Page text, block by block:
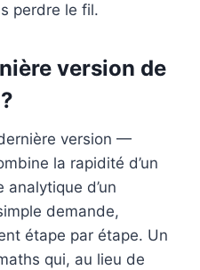
perdre le fil.
version de
version —
la rapidité d’un
d’un
demande,
étape par étape. Un
qui, au lieu de